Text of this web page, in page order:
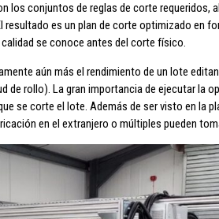
los conjuntos de reglas de corte requeridos,
es un plan de corte optimizado en
se conoce antes del corte físico.
aún más el rendimiento de un lote
rollo). La gran importancia de ejecutar la
se corte el lote. Además de ser visto en la
en el extranjero o múltiples pueden